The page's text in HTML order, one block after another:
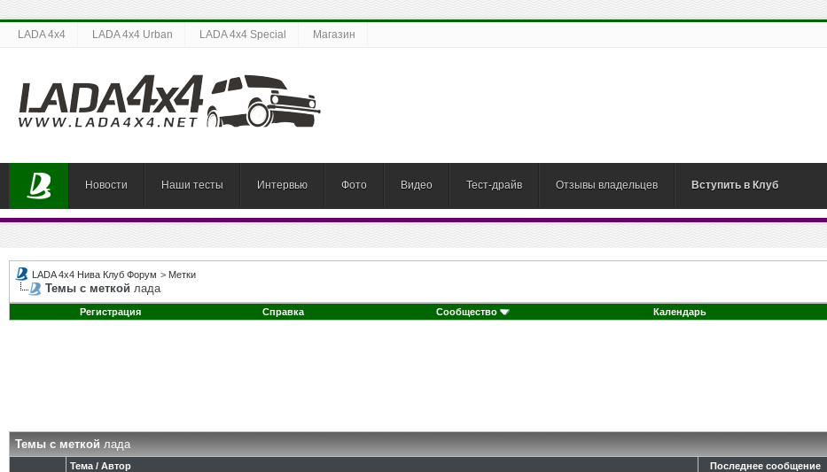
LADA 4x4 LADA 4x4 Urban LADA 4x4 Special Магазин
Новости Наши тесты Интервью Фото Видео Тест-драйв Отзывы владельцев Вступить в Клуб
LADA 4x4 Нива Клуб Форум > Метки
Темы с меткой лада
Регистрация
Справка Сообщество Календарь
Темы с меткойлада
Тема / Автор Последнее сообщение